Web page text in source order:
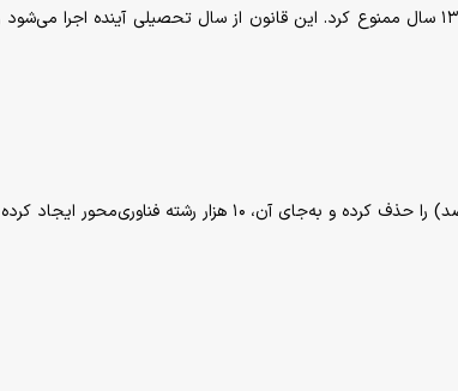
دولت نروژ استفاده از ابزارهای هوش مصنوعی را برای دانش‌آموزان تا ۱۳ سال ممنوع کرد. این قانون از سال تحصیلی آینده اجرا
چین در یک اصلاح ساختاری، بیش از ۱۲ هزار رشته کارشناسی (۳۰ درصد) را حذف کرده و به‌جای آن، ۱۰ هزار رشته